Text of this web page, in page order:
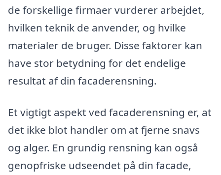
de forskellige firmaer vurderer arbejdet,
hvilken teknik de anvender, og hvilke
materialer de bruger. Disse faktorer kan
have stor betydning for det endelige
resultat af din facaderensning.
Et vigtigt aspekt ved facaderensning er, at
det ikke blot handler om at fjerne snavs
og alger. En grundig rensning kan også
genopfriske udseendet på din facade,